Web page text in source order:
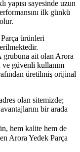
yapısı sayesinde uzun
ilk günkü
ürünleri
ait olan Arora
güvenli kullanım
üretilmiş orijinal
olan sitemizde;
bir arada
hem kalite hem de
Arora Yedek Parça